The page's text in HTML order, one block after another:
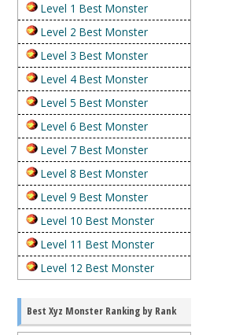
Level 1 Best Monster
Level 2 Best Monster
Level 3 Best Monster
Level 4 Best Monster
Level 5 Best Monster
Level 6 Best Monster
Level 7 Best Monster
Level 8 Best Monster
Level 9 Best Monster
Level 10 Best Monster
Level 11 Best Monster
Level 12 Best Monster
Best Xyz Monster Ranking by Rank